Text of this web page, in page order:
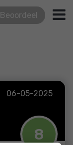
Beoordeel
06-05-2025
8